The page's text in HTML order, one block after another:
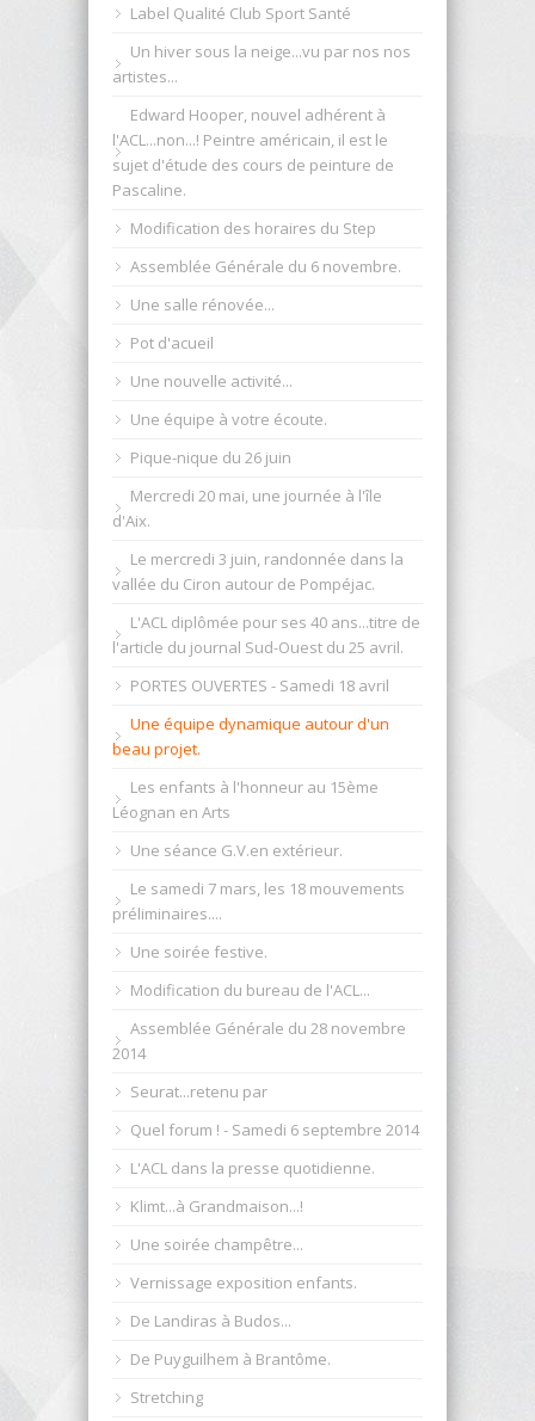
Label Qualité Club Sport Santé
Un hiver sous la neige...vu par nos nos
artistes...
Edward Hooper, nouvel adhérent à
l'ACL...non...! Peintre américain, il est le
sujet d'étude des cours de peinture de
Pascaline.
Modification des horaires du Step
Assemblée Générale du 6 novembre.
Une salle rénovée...
Pot d'acueil
Une nouvelle activité...
Une équipe à votre écoute.
Pique-nique du 26 juin
Mercredi 20 mai, une journée à l'île
d'Aix.
Le mercredi 3 juin, randonnée dans la
vallée du Ciron autour de Pompéjac.
L'ACL diplômée pour ses 40 ans...titre de
l'article du journal Sud-Ouest du 25 avril.
PORTES OUVERTES - Samedi 18 avril
Une équipe dynamique autour d'un
beau projet.
Les enfants à l'honneur au 15ème
Léognan en Arts
Une séance G.V.en extérieur.
Le samedi 7 mars, les 18 mouvements
préliminaires....
Une soirée festive.
Modification du bureau de l'ACL...
Assemblée Générale du 28 novembre
2014
Seurat...retenu par
Quel forum ! - Samedi 6 septembre 2014
L'ACL dans la presse quotidienne.
Klimt...à Grandmaison...!
Une soirée champêtre...
Vernissage exposition enfants.
De Landiras à Budos...
De Puyguilhem à Brantôme.
Stretching